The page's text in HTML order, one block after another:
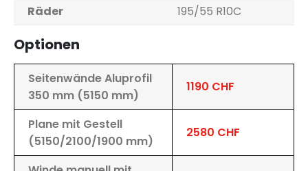
Räder 195/55 R10C
Optionen
Seitenwände Aluprofil
350 mm (5150 mm)
1190 CHF
Plane mit Gestell
(5150/2100/1900 mm)
2580 CHF